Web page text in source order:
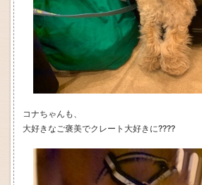
コナちゃんも、
大好きなご褒美でクレート大好きに????